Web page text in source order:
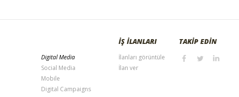
Digital Media
Social Media
Mobile
Digital Campaigns
İŞ İLANLARI
İlanları görüntüle
İlan ver
TAKİP EDİN